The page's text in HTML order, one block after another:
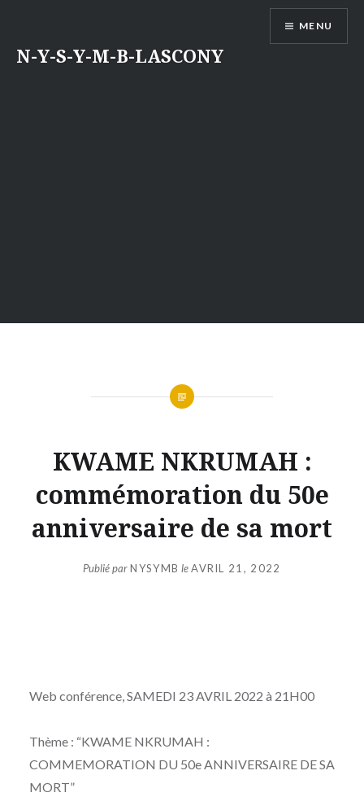
contenu
N-Y-S-Y-M-B-LASCONY
MENU
KWAME NKRUMAH :
commémoration du 50e
anniversaire de sa mort
Publié parNYSYMB leAVRIL 21, 2022
Web conférence, SAMEDI 23 AVRIL 2022 à 21H00
Thème : “KWAME NKRUMAH :
COMMEMORATION DU 50e ANNIVERSAIRE DE SA
MORT”